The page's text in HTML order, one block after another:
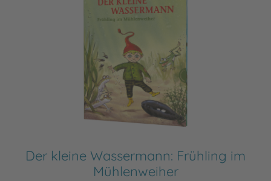
Der kleine Wassermann: Frühling im
Mühlenweiher